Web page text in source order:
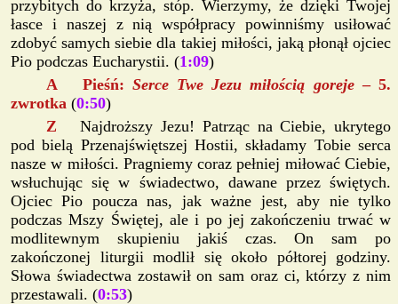
przybitych do krzyża, stóp. Wierzymy, że dzięki Twojej
łasce i naszej z nią współpracy powinniśmy usiłować
zdobyć samych siebie dla takiej miłości, jaką płonął ojciec
Pio podczas Eucharystii. (1:09)
A Pieśń: Serce Twe Jezu miłością goreje– 5.
zwrotka (0:50)
ZNajdroższy Jezu! Patrząc na Ciebie, ukrytego
pod bielą Przenajświętszej Hostii, składamy Tobie serca
nasze w miłości. Pragniemy coraz pełniej miłować Ciebie,
wsłuchując się w świadectwo, dawane przez świętych.
Ojciec Pio poucza nas, jak ważne jest, aby nie tylko
podczas Mszy Świętej, ale i po jej zakończeniu trwać w
modlitewnym skupieniu jakiś czas. On sam po
zakończonej liturgii modlił się około półtorej godziny.
Słowa świadectwa zostawił on sam oraz ci, którzy z nim
przestawali. (0:53)